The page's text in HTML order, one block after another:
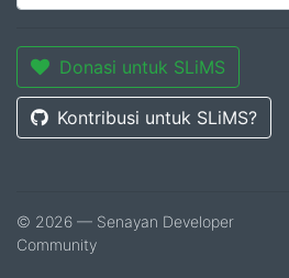
Donasi untuk SLiMS
Kontribusi untuk SLiMS?
© 2026 — Senayan Developer
Community